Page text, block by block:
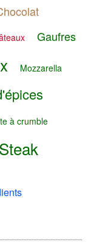
Gaufres
Mozzarella
à crumble
Steak